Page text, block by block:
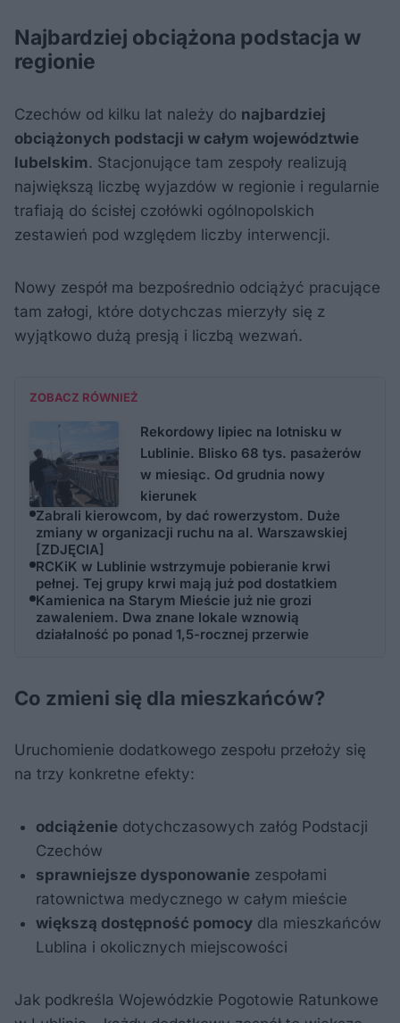
Najbardziej obciążona podstacja w
regionie
Czechów od kilku lat należy do najbardziej
obciążonych podstacji w całym województwie
lubelskim. Stacjonujące tam zespoły realizują
największą liczbę wyjazdów w regionie i regularnie
trafiają do ścisłej czołówki ogólnopolskich
zestawień pod względem liczby interwencji.
Nowy zespół ma bezpośrednio odciążyć pracujące
tam załogi, które dotychczas mierzyły się z
wyjątkowo dużą presją i liczbą wezwań.
ZOBACZ RÓWNIEŻ
Rekordowy lipiec na lotnisku w
Lublinie. Blisko 68 tys. pasażerów
w miesiąc. Od grudnia nowy
kierunek
Zabrali kierowcom, by dać rowerzystom. Duże
zmiany w organizacji ruchu na al. Warszawskiej
[ZDJĘCIA]
RCKiK w Lublinie wstrzymuje pobieranie krwi
pełnej. Tej grupy krwi mają już pod dostatkiem
Kamienica na Starym Mieście już nie grozi
zawaleniem. Dwa znane lokale wznowią
działalność po ponad 1,5-rocznej przerwie
Co zmieni się dla mieszkańców?
Uruchomienie dodatkowego zespołu przełoży się
na trzy konkretne efekty:
odciążenie dotychczasowych załóg Podstacji
Czechów
sprawniejsze dysponowanie zespołami
ratownictwa medycznego w całym mieście
większą dostępność pomocy dla mieszkańców
Lublina i okolicznych miejscowości
Jak podkreśla Wojewódzkie Pogotowie Ratunkowe